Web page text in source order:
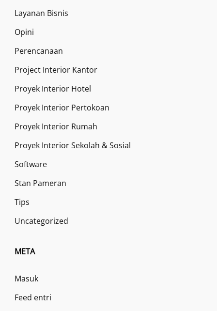
Layanan Bisnis
Opini
Perencanaan
Project Interior Kantor
Proyek Interior Hotel
Proyek Interior Pertokoan
Proyek Interior Rumah
Proyek Interior Sekolah & Sosial
Software
Stan Pameran
Tips
Uncategorized
META
Masuk
Feed entri